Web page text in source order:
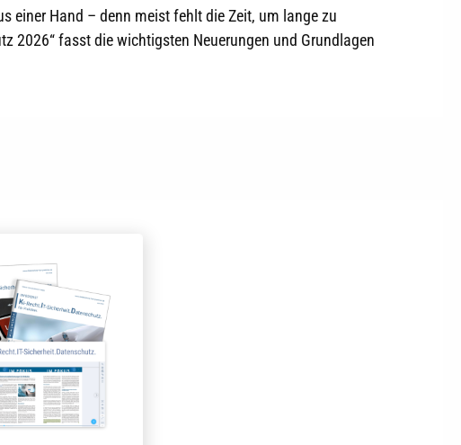
einer Hand – denn meist fehlt die Zeit, um lange zu
2026“ fasst die wichtigsten Neuerungen und Grundlagen